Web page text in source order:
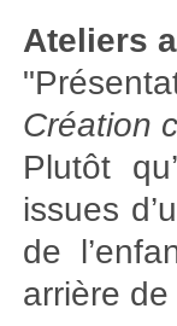
Ateliers
Création
Plutôt
issues
de
arrière